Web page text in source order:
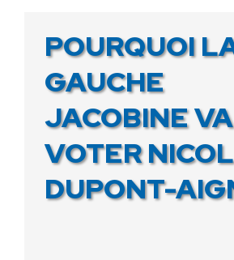
POURQUOI
GAUCHE
JACOBINE VA
VOTER
DUPONT-